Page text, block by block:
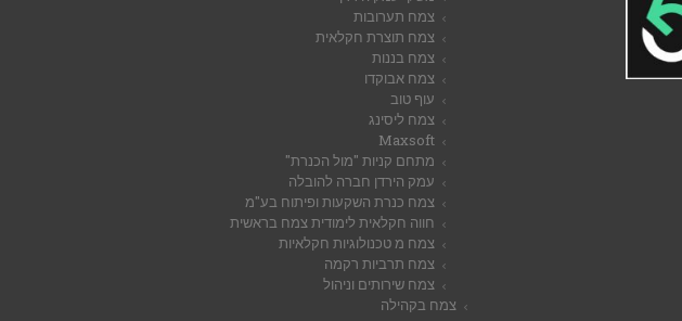
צמח תערובות
צמח תוצרת חקלאית
צמח בננות
צמח אבוקדו
עוף טוב
צמח ליסינג
Maxsoft
מתחם קניות "מול הכנרת"
עמק הירדן חברה להובלה
צמח כנרת השקעות ופיתוח בע"מ
חווה חקלאית לימודית צמח בראשית
צמח מ טכנולוגיות חקלאיות
צמח תרביות רקמה
צמח שירותים וניהול
צמח בקהילה